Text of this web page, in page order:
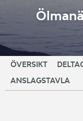
ÖVERSIKT
ANSLAGSTAVLA